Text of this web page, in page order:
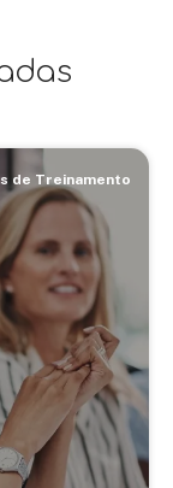
de Treinamento